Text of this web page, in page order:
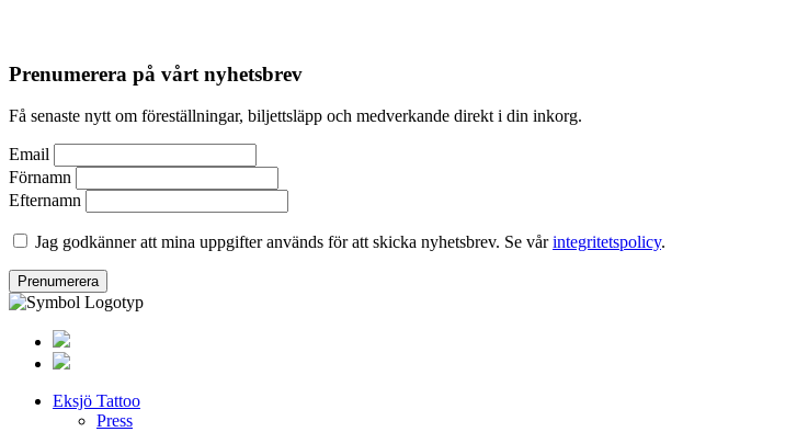
Prenumerera på vårt nyhetsbrev
Få senaste nytt om föreställningar, biljettsläpp och medverkande direkt i din inkorg.
Email
Förnamn
Efternamn
Jag godkänner att mina uppgifter används för att skicka nyhetsbrev. Se vårintegritetspolicy.
Eksjö Tattoo
Press